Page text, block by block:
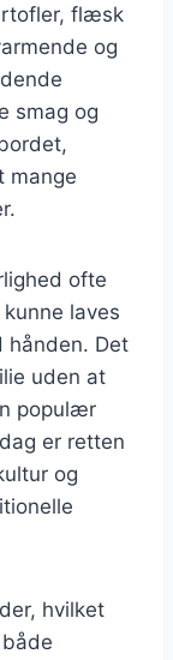
flæsk
og
smag og
mange
ofte
laves
hånden. Det
uden at
populær
er retten
og
hvilket